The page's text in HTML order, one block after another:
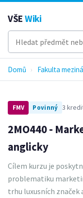
VŠE Wiki
Domů › Fakulta
FMV Povinný 3
2MO440 -
anglicky
Cílem kurzu je
problematiku
trhu luxusních